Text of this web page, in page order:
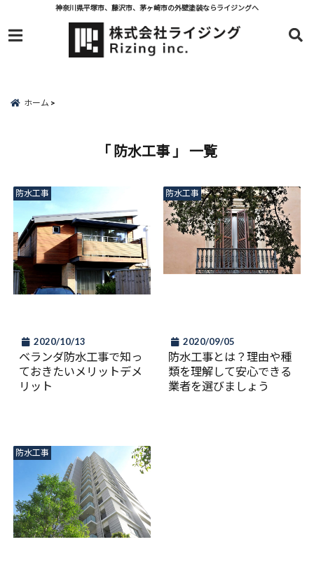
神奈川県平塚市、藤沢市、茅ヶ崎市の外壁塗装ならライジングへ
menu
ホーム
「 防水工事 」 一覧
防水工事
2020/10/13
ベランダ防水工事で知っ
ておきたいメリットデメ
リット
防水工事
2020/09/05
防水工事とは？理由や種
類を理解して安心できる
業者を選びましょう
防水工事